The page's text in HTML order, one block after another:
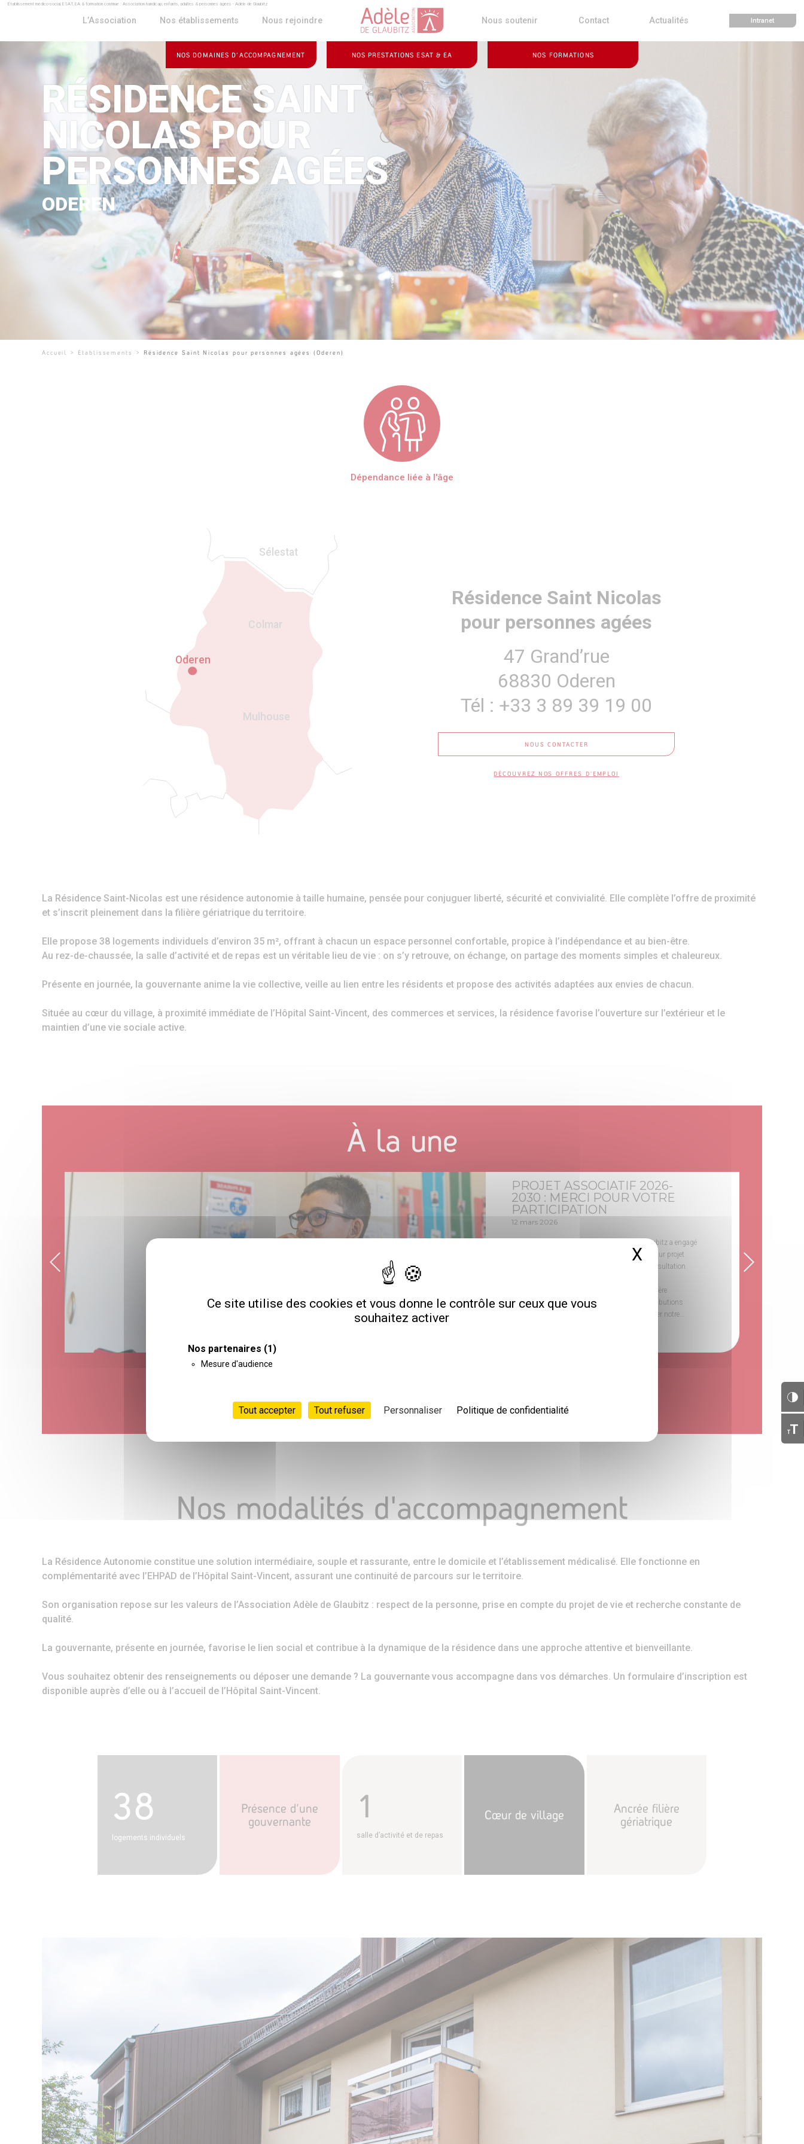
Panneau de gestion des cookies
Ce site utilise des cookies et vous donne le contrôle sur ceux que vous
souhaitez activer
Nos partenaires (1)
Mesure d'audience
Tout accepter Tout refuser Personnaliser Politique de confidentialité
X Masquer le
Établissement médico-social, ESAT, EA & formation continue : Association handicap, enfants, adultes & personnes âgées - Adèle de Glaubitz
TT
L’Association Nos établissements Nous rejoindre Nous soutenir Contact Actualités Intranet
NOS DOMAINES D’ACCOMPAGNEMENT NOS PRESTATIONS ESAT & EA NOS FORMATIONS
RÉSIDENCE SAINT
NICOLAS POUR
PERSONNES AGÉES
ODEREN
Accueil > Établissements > Résidence Saint Nicolas pour personnes agées (Oderen)
Dépendance liée à l'âge
Sélestat
Colmar
Mulhouse
Oderen
Résidence Saint Nicolas
pour personnes agées
47 Grand’rue
68830 Oderen
Tél : +33 3 89 39 19 00
NOUS CONTACTER
DÉCOUVREZ NOS OFFRES D'EMPLOI
La Résidence Saint-Nicolas est une résidence autonomie à taille humaine, pensée pour conjuguer liberté, sécurité et convivialité. Elle complète l’offre de proximité
et s’inscrit pleinement dans la filière gériatrique du territoire.
Elle propose 38 logements individuels d’environ 35 m², offrant à chacun un espace personnel confortable, propice à l’indépendance et au bien-être.
Au rez-de-chaussée, la salle d’activité et de repas est un véritable lieu de vie : on s’y retrouve, on échange, on partage des moments simples et chaleureux.
Présente en journée, la gouvernante anime la vie collective, veille au lien entre les résidents et propose des activités adaptées aux envies de chacun.
Située au cœur du village, à proximité immédiate de l’Hôpital Saint-Vincent, des commerces et services, la résidence favorise l’ouverture sur l’extérieur et le
maintien d’une vie sociale active.
À la une
PROJET ASSOCIATIF 2026-
2030 : MERCI POUR VOTRE
PARTICIPATION
12 mars 2026
Ces derniers mois, l’association Adèle de Glaubitz a engagé
une démarche importante pour préparer son futur projet
associatif pour la période2026-2030. Cette consultation
participativeengagée par l’association. La première
consultation avait permis de recueillir les contributions
autourdes valeurs qui doivent continuer à guider notre...
Nos modalités d'accompagnement
La Résidence Autonomie constitue une solution intermédiaire, souple et rassurante, entre le domicile et l’établissement médicalisé. Elle fonctionne en
complémentarité avec l’EHPAD de l’Hôpital Saint-Vincent, assurant une continuité de parcours sur le territoire.
Son organisation repose sur les valeurs de l’Association Adèle de Glaubitz : respect de la personne, prise en compte du projet de vie et recherche constante de
qualité.
La gouvernante, présente en journée, favorise le lien social et contribue à la dynamique de la résidence dans une approche attentive et bienveillante.
Vous souhaitez obtenir des renseignements ou déposer une demande ? La gouvernante vous accompagne dans vos démarches. Un formulaire d’inscription est
disponible auprès d’elle ou à l’accueil de l’Hôpital Saint-Vincent.
38
logements individuels
Présence d’une
gouvernante
1
salle d’activité et de repas
Cœur de village
Ancrée filière
gériatrique